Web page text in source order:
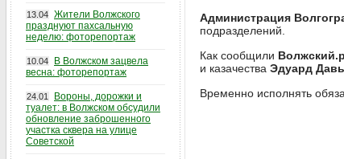
Администрация
подразделений.
Как сообщили
и казачества Эдуард
Временно исполнять
13.04 Жители Волжского
празднуют пахсальную
неделю: фоторепортаж
10.04
В Волжском зацвела
весна: фоторепортаж
24.01
Вороны, дорожки и
туалет: в Волжском обсудили
обновление заброшенного
участка сквера на улице
Советской